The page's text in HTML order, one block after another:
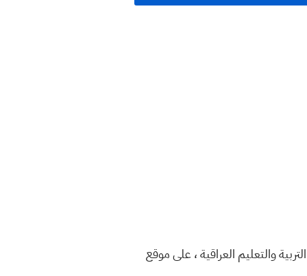
نتائج الامتحانات الصباحي والخارجية الثالث المتوسط الدور الثاني 2023 ، وزارة التربية والتعليم العراقية ، على موقع